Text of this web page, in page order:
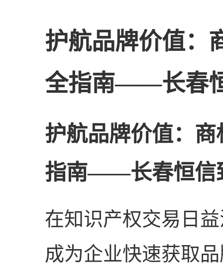
护航品牌价值：
全指南——长春
护航品牌价值：
指南——长春恒信
在知识产权交易日
成为企业快速获取